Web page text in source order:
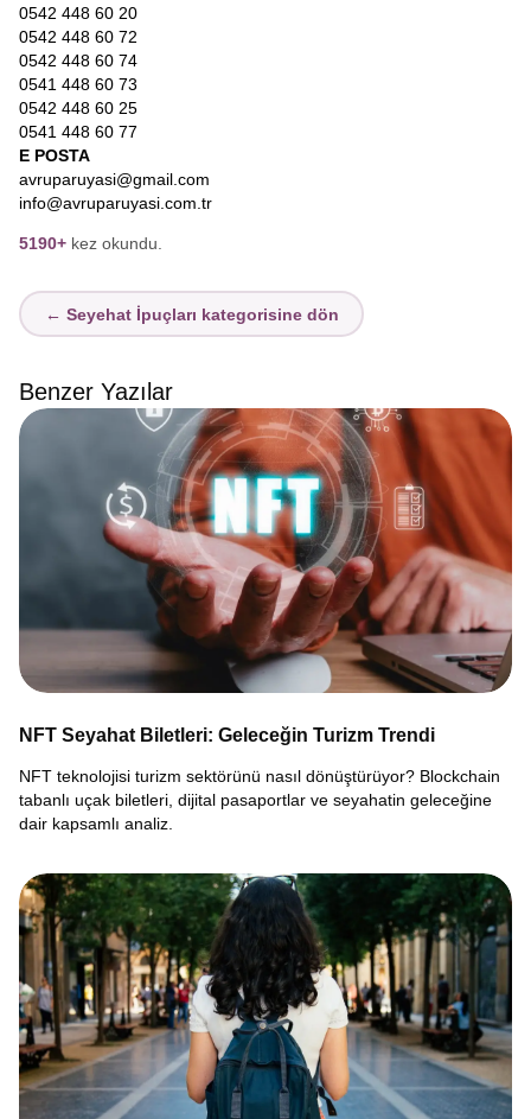
0542 448 60 20
0542 448 60 72
0542 448 60 74
0541 448 60 73
0542 448 60 25
0541 448 60 77
E POSTA
avruparuyasi@gmail.com
info@avruparuyasi.com.tr
5190+ kez okundu.
← Seyehat İpuçları kategorisine dön
Benzer Yazılar
NFT Seyahat Biletleri: Geleceğin Turizm Trendi
NFT teknolojisi turizm sektörünü nasıl dönüştürüyor? Blockchain
tabanlı uçak biletleri, dijital pasaportlar ve seyahatin geleceğine
dair kapsamlı analiz.